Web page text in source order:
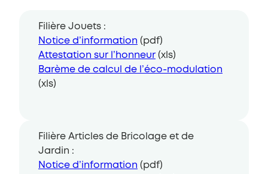
Filière Jouets :
Notice d’information (pdf)
Attestation sur l’honneur (xls)
Barème de calcul de l’éco-modulation
(xls)
Filière Articles de Bricolage et de
Jardin :
Notice d’information (pdf)